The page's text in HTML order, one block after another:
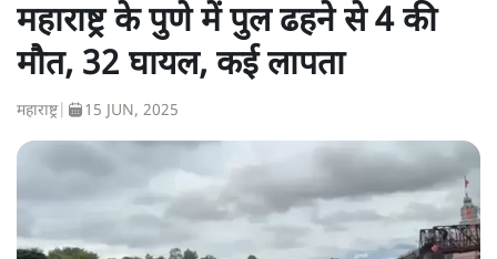
महाराष्ट्र के पुणे में पुल ढहने से 4 की
मौत, 32 घायल, कई लापता
महाराष्ट्र| 15 JUN, 2025